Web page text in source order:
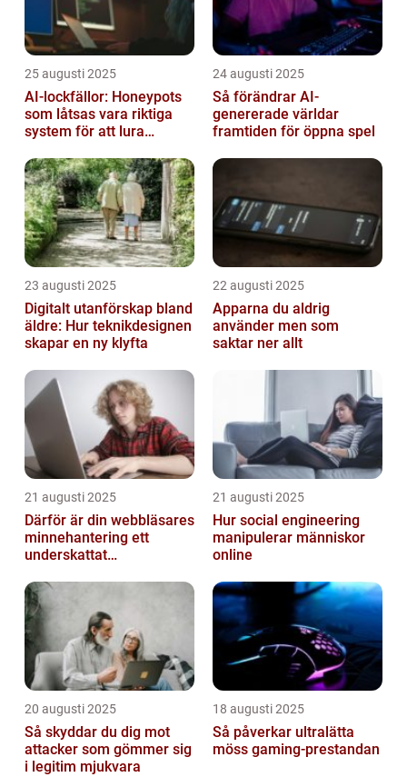
25 augusti 2025
AI-lockfällor: Honeypots
som låtsas vara riktiga
system för att lura
24 augusti 2025
Så förändrar AI-
genererade världar
framtiden för öppna spel
23 augusti 2025
Digitalt utanförskap bland
äldre: Hur teknikdesignen
skapar en ny klyfta
22 augusti 2025
Apparna du aldrig
använder men som
saktar ner allt
21 augusti 2025
Därför är din webbläsares
minnehantering ett
underskattat
21 augusti 2025
Hur social engineering
manipulerar människor
online
20 augusti 2025
Så skyddar du dig mot
attacker som gömmer sig
i legitim mjukvara
18 augusti 2025
Så påverkar ultralätta
möss gaming-prestandan